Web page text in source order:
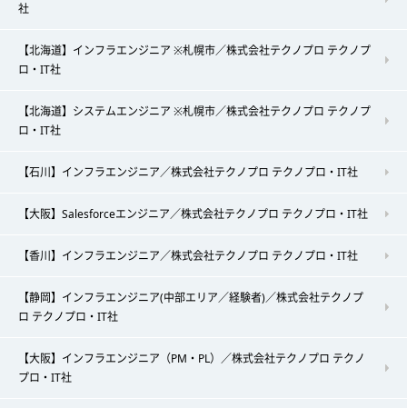
社
【北海道】インフラエンジニア ※札幌市／株式会社テクノプロ テクノプ
ロ・IT社
【北海道】システムエンジニア ※札幌市／株式会社テクノプロ テクノプ
ロ・IT社
【石川】インフラエンジニア／株式会社テクノプロ テクノプロ・IT社
【大阪】Salesforceエンジニア／株式会社テクノプロ テクノプロ・IT社
【香川】インフラエンジニア／株式会社テクノプロ テクノプロ・IT社
【静岡】インフラエンジニア(中部エリア／経験者)／株式会社テクノプ
ロ テクノプロ・IT社
【大阪】インフラエンジニア（PM・PL）／株式会社テクノプロ テクノ
プロ・IT社